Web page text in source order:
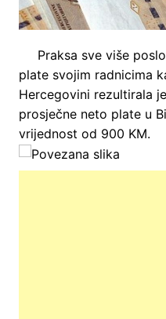
Praksa sve više
plate svojim radnicima
Hercegovini rezultirala
prosječne neto plate u
vrijednost od 900 KM.